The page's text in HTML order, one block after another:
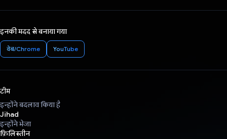
इनकी मदद से बनाया गया
वेब/Chrome YouTube
टीम
इन्होंने बदलाव किया है
Jihad
इन्होंने भेजा
फ़िलिस्तीन